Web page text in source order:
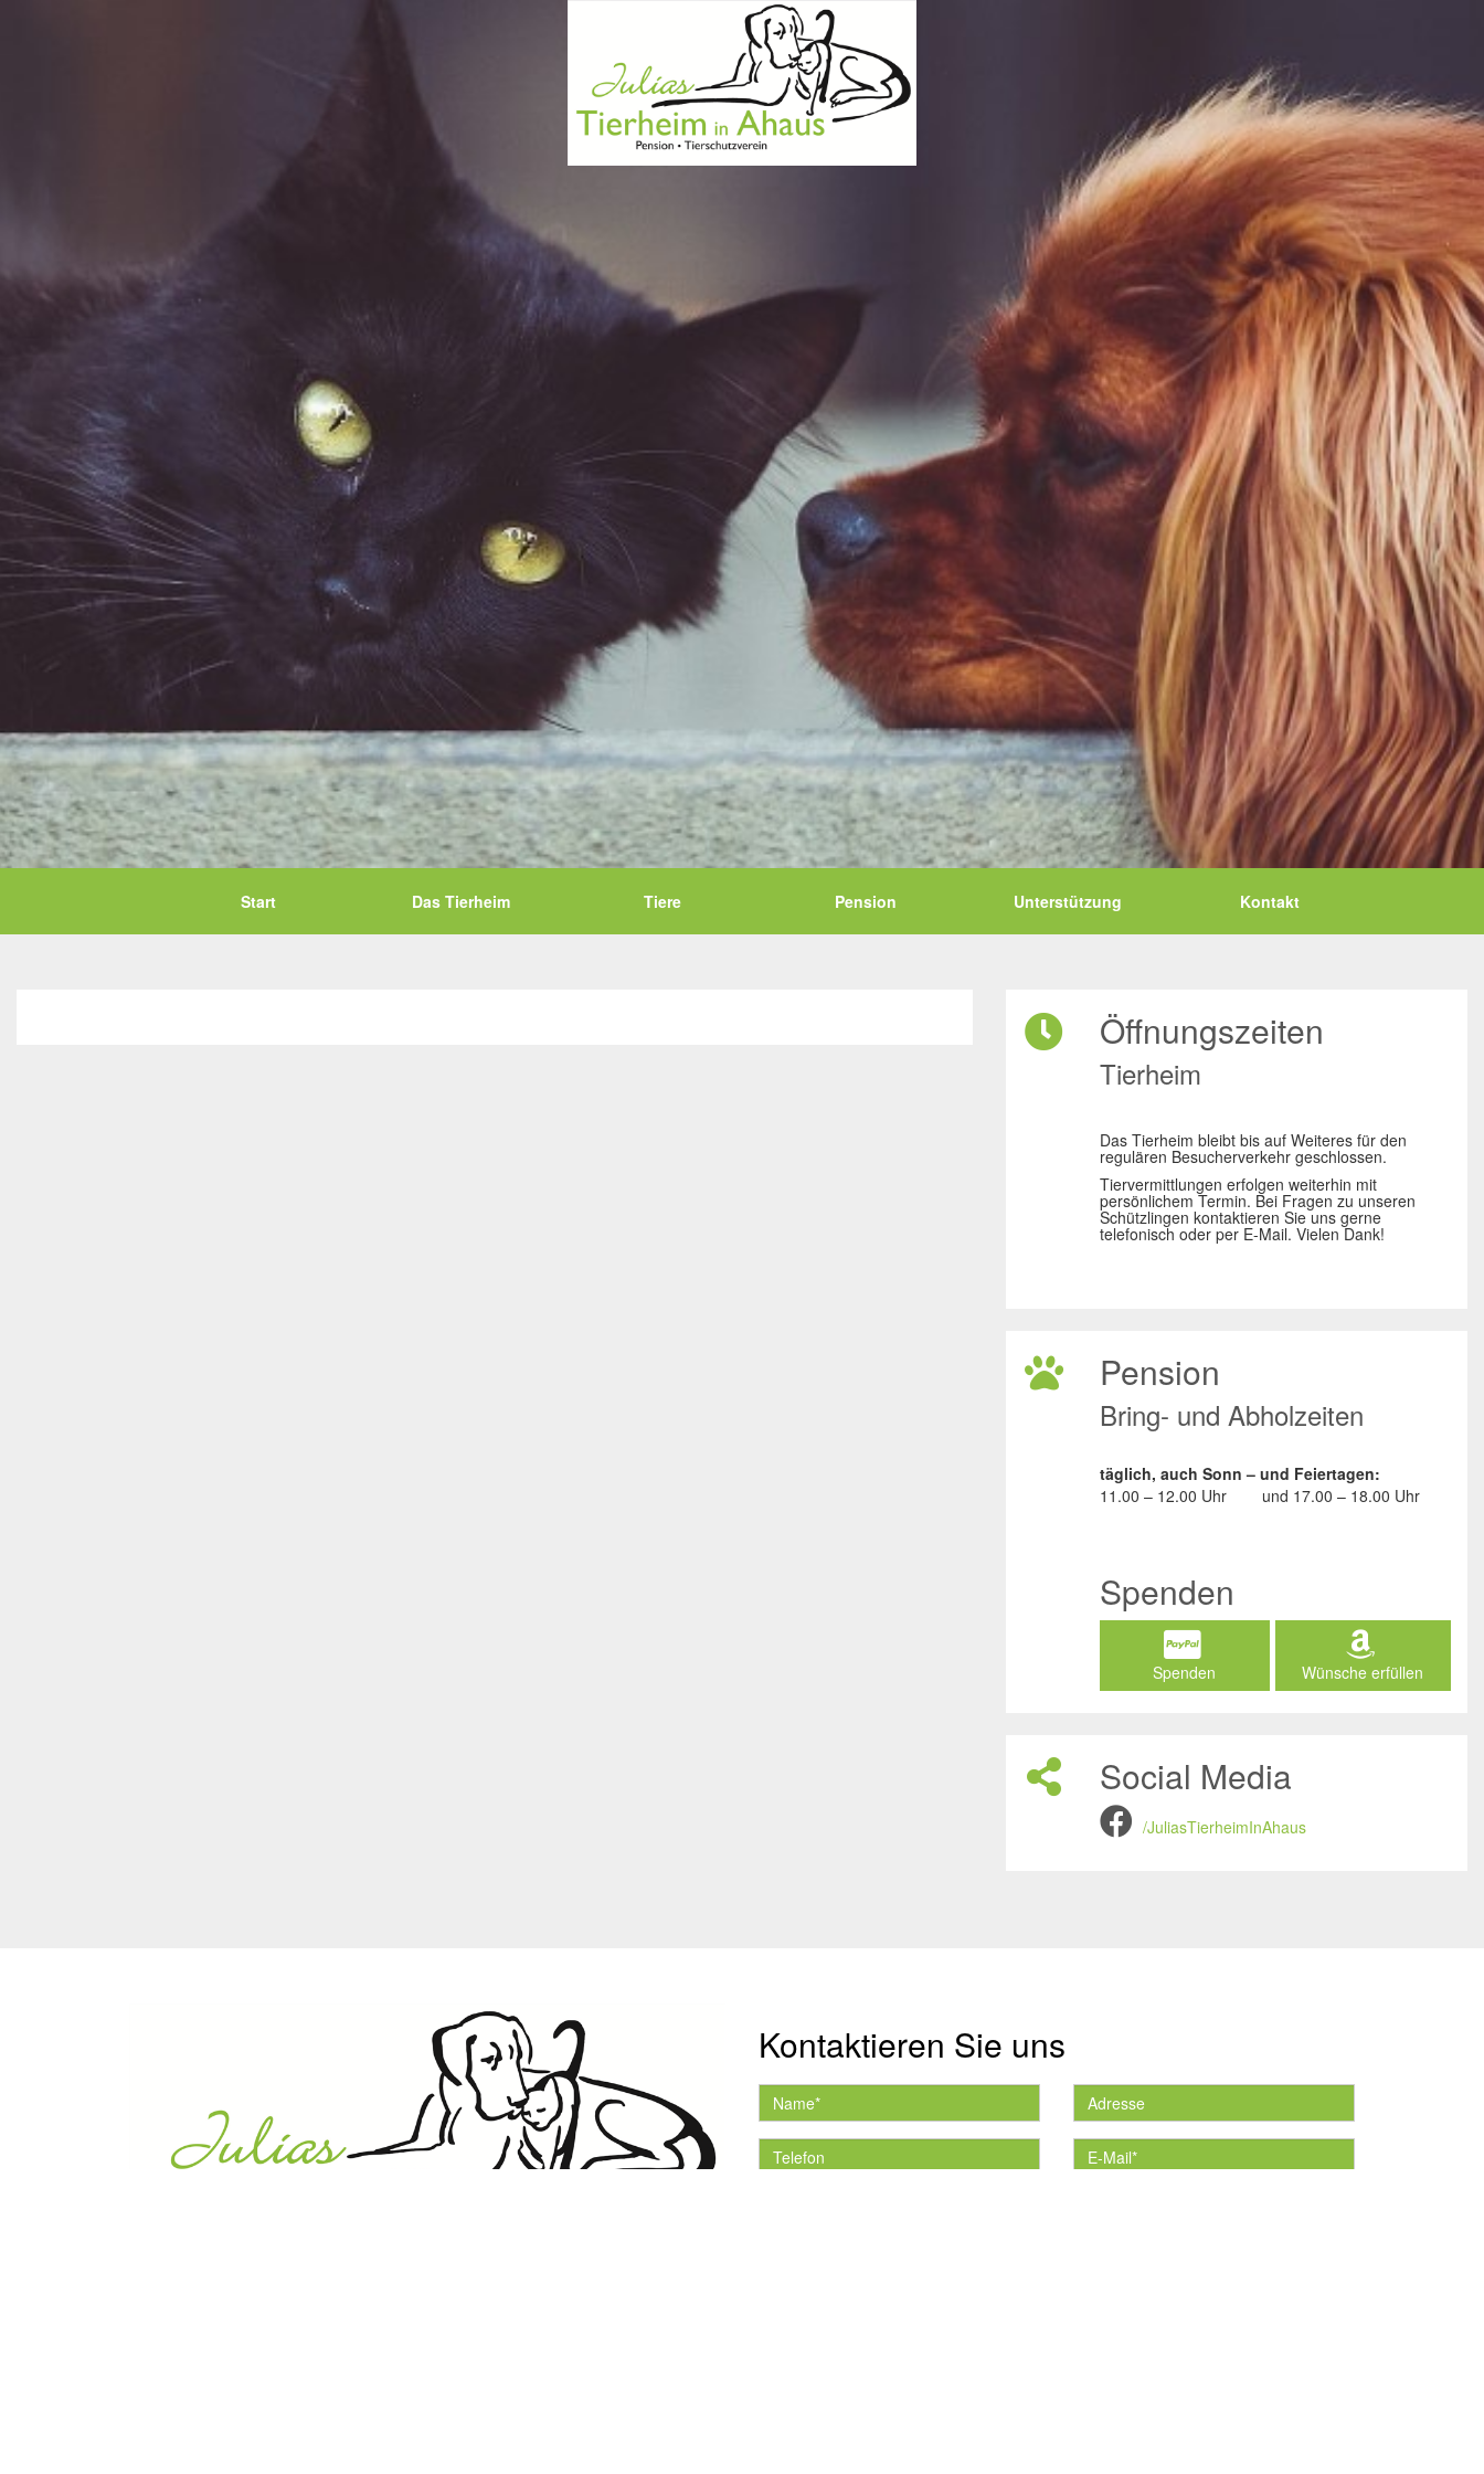
Start Das Tierheim Tiere Pension Unterstützung Kontakt
Öffnungszeiten
Tierheim
Das Tierheim bleibt bis auf Weiteres für den
regulären Besucherverkehr geschlossen.
Tiervermittlungen erfolgen weiterhin mit
persönlichem Termin. Bei Fragen zu unseren
Schützlingen kontaktieren Sie uns gerne
telefonisch oder per E-Mail. Vielen Dank!
Pension
Bring- und Abholzeiten
täglich, auch Sonn – und Feiertagen:
11.00 – 12.00 Uhr
und 17.00 – 18.00 Uhr
Spenden
Spenden Wünsche erfüllen
Social Media
/JuliasTierheimInAhaus
Kontaktieren Sie uns